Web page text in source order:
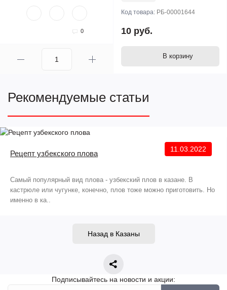
0
Код товара: РБ-00001644
10 руб.
В корзину
Рекомендуемые статьи
11.03.2022
Рецепт узбекского плова
Самый популярный вид плова - узбекский плов в казане. В
кастрюле или чугунке, конечно, плов тоже можно приготовить. Но
именно в ка..
Назад в Казаны
Подписывайтесь на новости и акции: